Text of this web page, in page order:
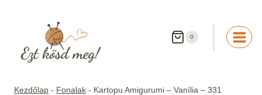
0
Kezdőlap - Fonalak - Kartopu Amigurumi – Vanília – 331